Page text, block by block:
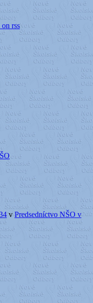
vPredsedníctvo NŠO v